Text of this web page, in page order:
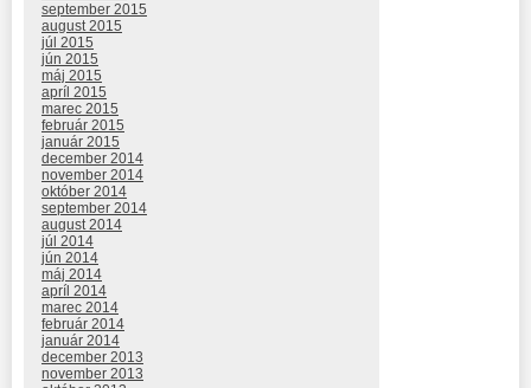
september 2015
august 2015
júl 2015
jún 2015
máj 2015
apríl 2015
marec 2015
február 2015
január 2015
december 2014
november 2014
október 2014
september 2014
august 2014
júl 2014
jún 2014
máj 2014
apríl 2014
marec 2014
február 2014
január 2014
december 2013
november 2013